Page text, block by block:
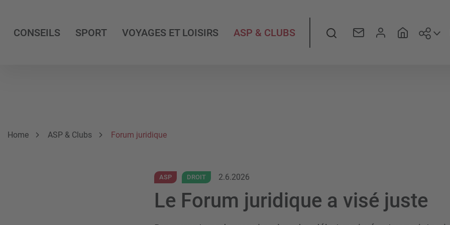
CONSEILS SPORT VOYAGES ET LOISIRS ASP & CLUBS Rechercher
Breadcrumb
Vous êtes ici:
Home ASP & Clubs Forum juridique
ASP DROIT 2.6.2026
Le Forum juridique a visé juste